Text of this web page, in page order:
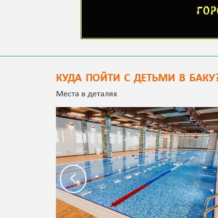
КУДА ПОЙТИ С ДЕТЬМИ В
Места в деталях